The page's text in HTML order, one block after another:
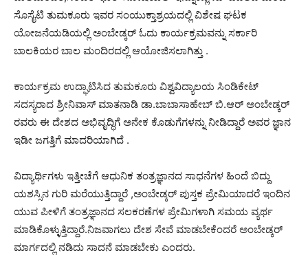
ಸೊಸೈಟಿ ತುಮಕೂರು ಇವರ ಸಂಯುಕ್ತಾಶ್ರಯದಲ್ಲಿ ವಿಶೇಷ ಘಟಕ
ಯೋಜನೆಯಡಿಯಲ್ಲಿ ಅಂಬೇಡ್ಕರ್ ಓದು ಕಾರ್ಯಕ್ರಮವನ್ನು ಸರ್ಕಾರಿ
ಬಾಲಕಿಯರ ಬಾಲ ಮಂದಿರದಲ್ಲಿ ಆಯೋಜಿಸಲಾಗಿತ್ತು .
ಕಾರ್ಯಕ್ರಮ ಉದ್ಘಾಟಿಸಿದ ತುಮಕೂರು ವಿಶ್ವವಿದ್ಯಾಲಯ ಸಿಂಡಿಕೇಟ್
ಸದಸ್ಯರಾದ ಶ್ರೀನಿವಾಸ್ ಮಾತನಾಡಿ ಡಾ.ಬಾಬಾಸಾಹೇಬ್ ಬಿ.ಆರ್ ಅಂಬೇಡ್ಕರ್
ರವರು ಈ ದೇಶದ ಅಭಿವೃದ್ಧಿಗೆ ಅನೇಕ ಕೊಡುಗೆಗಳನ್ನು ನೀಡಿದ್ದಾರೆ ಅವರ ಜ್ಞಾನ
ಇಡೀ ಜಗತ್ತಿಗೆ ಮಾದರಿಯಾಗಿದೆ .
ವಿದ್ಯಾರ್ಥಿಗಳು ಇತ್ತೀಚೆಗೆ ಆಧುನಿಕ ತಂತ್ರಜ್ಞಾನದ ಸಾಧನೆಗಳ ಹಿಂದೆ ಬಿದ್ದು
ಯಶಸ್ಸಿನ ಗುರಿ ಮರೆಯುತ್ತಿದ್ದಾರೆ ,ಅಂಬೇಡ್ಕರ್ ಪುಸ್ತಕ ಪ್ರೇಮಿಯಾದರೆ ಇಂದಿನ
ಯುವ ಪೀಳಿಗೆ ತಂತ್ರಜ್ಞಾನದ ಸಲಕರಣೆಗಳ ಪ್ರೇಮಿಗಳಾಗಿ ಸಮಯ ವ್ಯರ್ಥ
ಮಾಡಿಕೊಳ್ಳುತ್ತಿದ್ದಾರೆ.ನಿಜವಾಗಲು ದೇಶ ಸೇವೆ ಮಾಡಬೇಕೆಂದರೆ ಅಂಬೇಡ್ಕರ್
ಮಾರ್ಗದಲ್ಲಿ ನಡಿದು ಸಾದನೆ ಮಾಡಬೇಕು ಎಂದರು.